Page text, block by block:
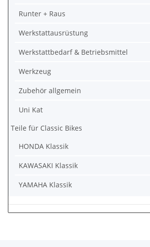
Runter + Raus
Werkstattausrüstung
Werkstattbedarf & Betriebsmittel
Werkzeug
Zubehör allgemein
Uni Kat
Teile für Classic Bikes
HONDA Klassik
KAWASAKI Klassik
YAMAHA Klassik